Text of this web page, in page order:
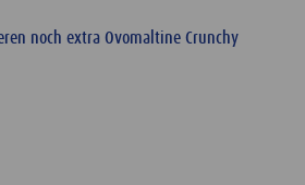
noch extra Ovomaltine Crunchy